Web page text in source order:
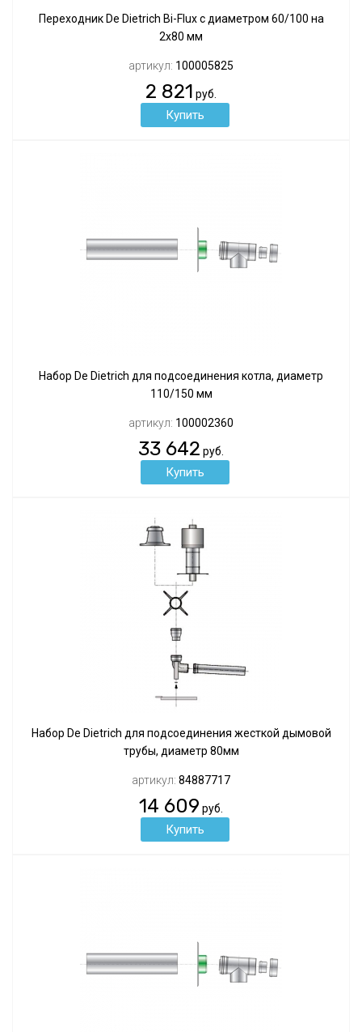
Переходник De Dietrich Bi-Flux с диаметром 60/100 на
2x80 мм
артикул: 100005825
2 821 руб.
Набор De Dietrich для подсоединения котла, диаметр
110/150 мм
артикул: 100002360
33 642 руб.
Набор De Dietrich для подсоединения жесткой дымовой
трубы, диаметр 80мм
артикул: 84887717
14 609 руб.